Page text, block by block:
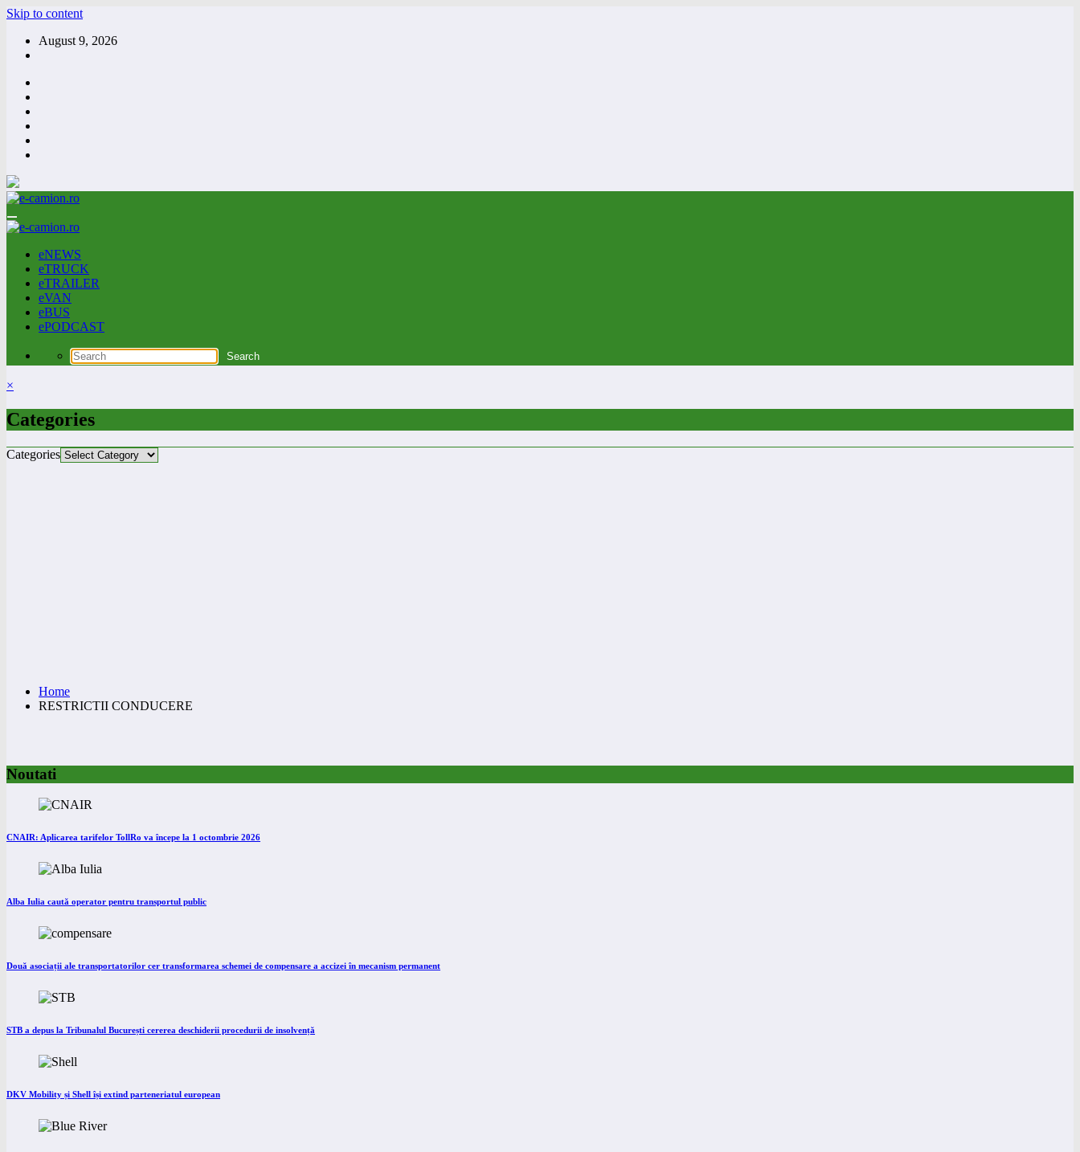
Skip to content
August 9, 2026
eNEWS
eTRUCK
eTRAILER
eVAN
eBUS
ePODCAST
×
Categories
Categories
Home
RESTRICTII CONDUCERE
Noutati
CNAIR: Aplicarea tarifelor TollRo va începe la 1 octombrie 2026
Alba Iulia caută operator pentru transportul public
Două asociații ale transportatorilor cer transformarea schemei de compensare a accizei în mecanism permanent
STB a depus la Tribunalul București cererea deschiderii procedurii de insolvență
DKV Mobility și Shell își extind parteneriatul european